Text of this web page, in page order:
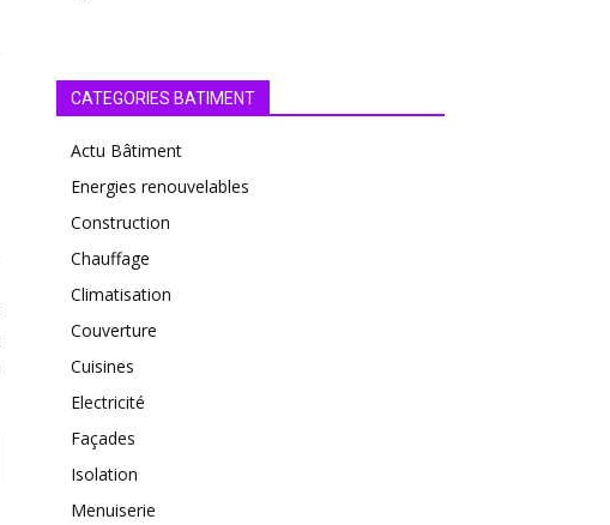
CATEGORIES BATIMENT
Actu Bâtiment
Energies renouvelables
Construction
Chauffage
Climatisation
Couverture
Cuisines
Electricité
Façades
Isolation
Menuiserie